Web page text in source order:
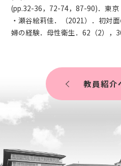
(pp.32-36，72-74，87-90)．東京
・瀬谷絵莉佳．（2021）．初対
婦の経験．母性衛生．62（2），
教員紹介